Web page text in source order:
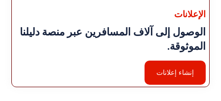
الإعلانات
الوصول إلى آلاف المسافرين عبر منصة دليلنا
الموثوقة.
إنشاء إعلانات